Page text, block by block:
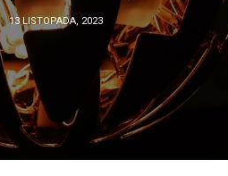
13 LISTOPADA, 2023